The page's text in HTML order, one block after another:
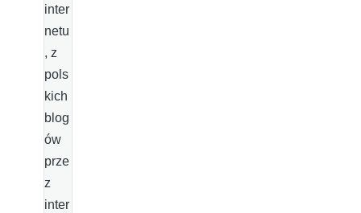
inter
netu
, z
pols
kich
blog
ów
prze
z
inter